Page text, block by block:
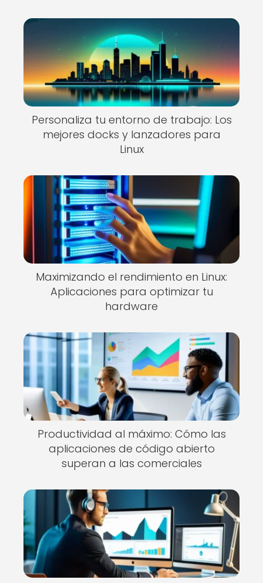
Personaliza tu entorno de trabajo: Los
mejores docks y lanzadores para
Linux
Maximizando el rendimiento en Linux:
Aplicaciones para optimizar tu
hardware
Productividad al máximo: Cómo las
aplicaciones de código abierto
superan a las comerciales